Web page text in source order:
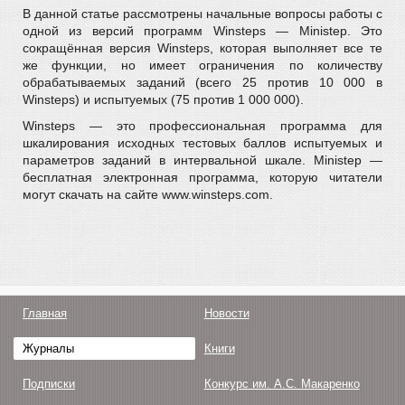
В данной статье рассмотрены начальные вопросы работы с
одной из версий программ Winsteps — Ministep. Это
сокращённая версия Winsteps, которая выполняет все те
же функции, но имеет ограничения по количеству
обрабатываемых заданий (всего 25 против 10 000 в
Winsteps) и испытуемых (75 против 1 000 000).
Winsteps — это профессиональная программа для
шкалирования исходных тестовых баллов испытуемых и
параметров заданий в интервальной шкале. Ministep —
бесплатная электронная программа, которую читатели
могут скачать на сайте www.winsteps.com.
Главная Новости
Журналы Книги
Подписки Конкурс им. А.С. Макаренко